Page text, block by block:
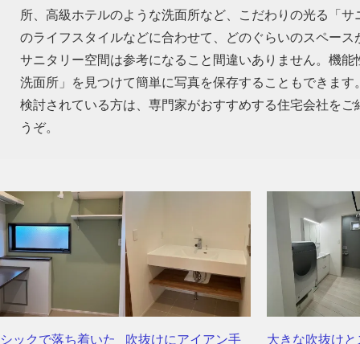
所、高級ホテルのような洗面所など、こだわりの光る「
のライフスタイルなどに合わせて、どのぐらいのスペー
サニタリー空間は参考になること間違いありません。機
洗面所」を見つけて簡単に写真を保存することもできま
検討されている方は、専門家がおすすめする住宅会社を
うぞ。
シックで落ち着いた
吹抜けにアイアン手
大きな吹抜けと